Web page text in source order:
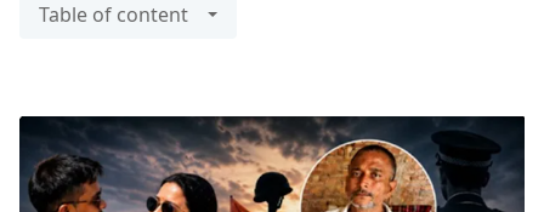
Table of content